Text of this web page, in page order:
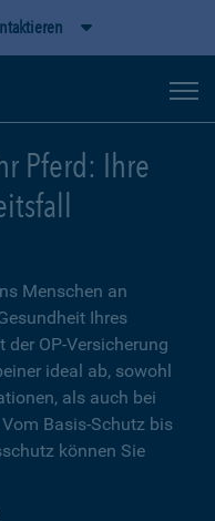
Pferd: Ihre
Menschen an
Ihres
OP-Versicherung
ideal ab, sowohl
als auch bei
Basis-Schutz bis
können Sie